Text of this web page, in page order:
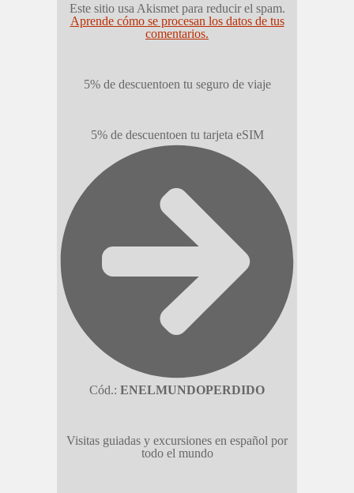
Este sitio usa Akismet para reducir el spam.
Aprende cómo se procesan los datos de tus
comentarios.
5% de descuentoen tu seguro de viaje
5% de descuentoen tu tarjeta eSIM
Cód.: ENELMUNDOPERDIDO
Visitas guiadas y excursiones en español por
todo el mundo